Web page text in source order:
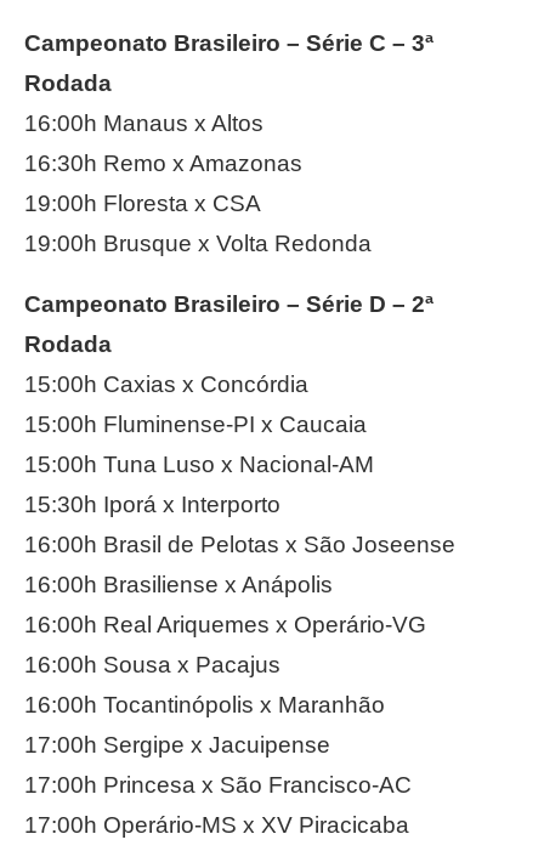
Campeonato Brasileiro – Série C – 3ª
Rodada
16:00h Manaus x Altos
16:30h Remo x Amazonas
19:00h Floresta x CSA
19:00h Brusque x Volta Redonda
Campeonato Brasileiro – Série D – 2ª
Rodada
15:00h Caxias x Concórdia
15:00h Fluminense-PI x Caucaia
15:00h Tuna Luso x Nacional-AM
15:30h Iporá x Interporto
16:00h Brasil de Pelotas x São Joseense
16:00h Brasiliense x Anápolis
16:00h Real Ariquemes x Operário-VG
16:00h Sousa x Pacajus
16:00h Tocantinópolis x Maranhão
17:00h Sergipe x Jacuipense
17:00h Princesa x São Francisco-AC
17:00h Operário-MS x XV Piracicaba